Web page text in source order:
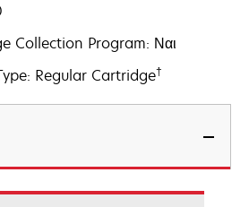
Collection Program: Ναι
Regular Cartridge†